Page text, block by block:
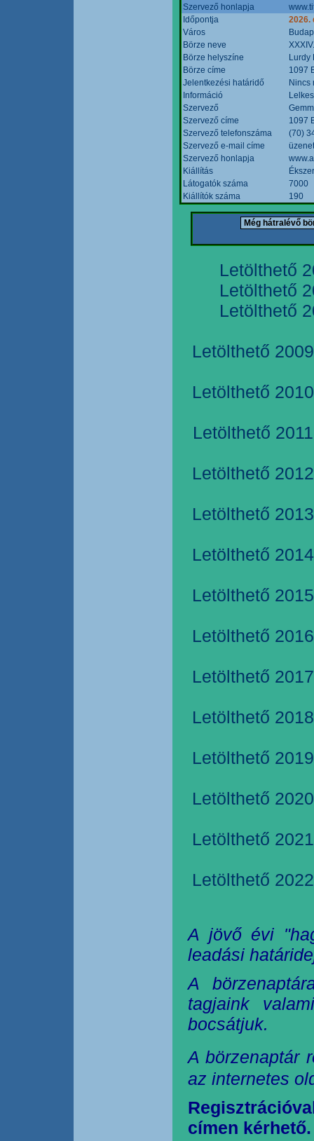
Szervező honlapja
Időpontja
2026.
Város
Börze neve
Börze helyszíne
Lurdy
Börze címe
1097
Jelentkezési határidő
Nincs
Információ
Szervező
Szervező címe
1097
Szervező telefonszáma
(70)
Szervező e-mail címe
Szervező honlapja
Kiállítás
Látogatók száma
7000
Kiállítók száma
190
Letölthető
Letölthető
Letölthető
Letölthető
Letölthető
Letölthető
Letölthető
Letölthető
Letölthető
Letölthető
Letölthető
Letölthető
Letölthető
Letölthető
Letölthető
Letölthető
Letölthető
A jövő évi
leadási
A
tagjaink
bocsátjuk.
A börzenaptár
az internetes
címen kérhető.